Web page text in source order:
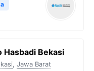
Hasbadi Bekasi
, Jawa Barat